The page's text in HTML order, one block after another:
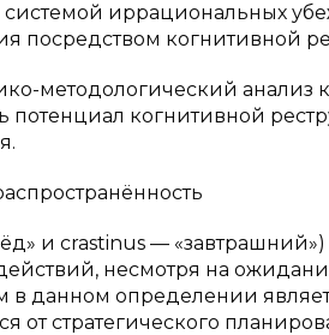
иррациональных
посредством когнитивной
методологический анализ
когнитивной
и crastinus —
несмотря на
в данном определении
от стратегического